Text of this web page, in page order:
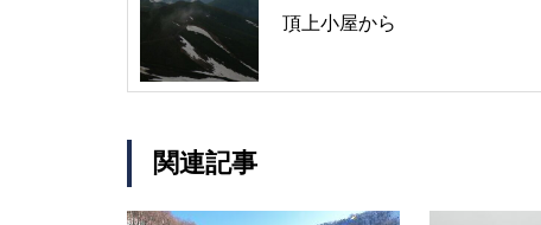
頂上小屋から
関連記事